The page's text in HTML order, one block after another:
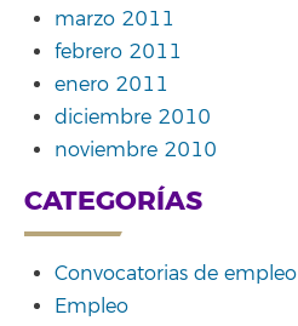
marzo 2011
febrero 2011
enero 2011
diciembre 2010
noviembre 2010
CATEGORÍAS
Convocatorias de empleo
Empleo